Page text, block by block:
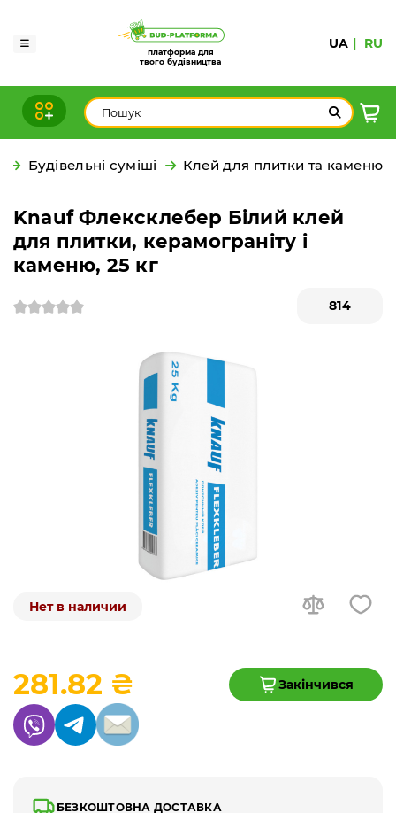
платформа для
твого будівництва
UA RU
Будівельні суміші Клей для плитки та каменю
Knauf Флексклебер Білий клей
для плитки, керамограніту і
каменю, 25 кг
814
Нет в наличии
281.82 ₴ Закінчився
БЕЗКОШТОВНА ДОСТАВКА